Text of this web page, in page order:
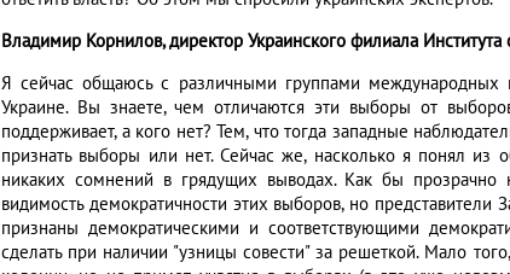
Владимир Корнилов, директор Украинского филиала Института
Я сейчас общаюсь с различными группами международных
Украине. Вы знаете, чем отличаются эти выборы от
поддерживает, а кого нет? Тем, что тогда западные
признать выборы или нет. Сейчас же, насколько я понял
никаких сомнений в грядущих выводах. Как бы
видимость демократичности этих выборов, но
признаны демократическими и соответствующими
сделать при наличии "узницы совести" за решеткой. Мало